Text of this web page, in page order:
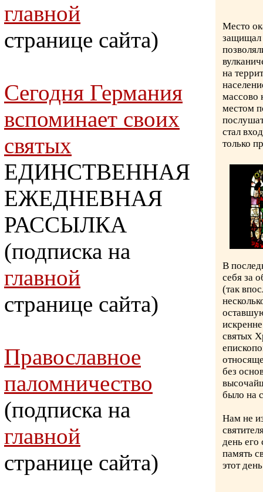
главной
странице сайта)
Сегодня Германия
вспоминает своих
святых
ЕДИНСТВЕННАЯ
ЕЖЕДНЕВНАЯ
РАССЫЛКА
(подписка на
главной
странице сайта)
Православное
паломничество
(подписка на
главной
странице сайта)
Место
защищал
на
массово
местом
стал
только
В
себя за
(так
святых
без
было на
Нам не
день его
память
этот